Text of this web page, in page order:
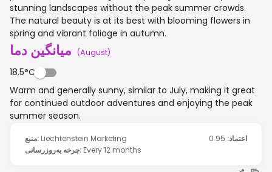
stunning landscapes without the peak summer crowds.
The natural beauty is at its best with blooming flowers in
spring and vibrant foliage in autumn.
میانگین دما (August)
18.5°C
Warm and generally sunny, similar to July, making it great
for continued outdoor adventures and enjoying the peak
summer season.
منبع: Liechtenstein Marketing اعتماد:
0.95
چرخه به‌روزرسانی: Every 12 months